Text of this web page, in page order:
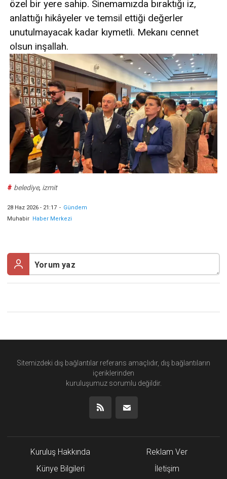
özel bir yere sahip. Sinemamızda bıraktığı iz,
anlattığı hikâyeler ve temsil ettiği değerler
unutulmayacak kadar kıymetli. Mekanı cennet
olsun inşallah.
# belediye, izmit
28 Haz 2026 - 21:17 - Gündem
Muhabir Haber Merkezi
Sitemizdeki dış bağlantılar referans amaçlıdır, dış bağlantıların
içeriklerinden
kuruluşumuz sorumlu değildir.
Kuruluş Hakkında
Künye Bilgileri
Reklam Ver
İletişim